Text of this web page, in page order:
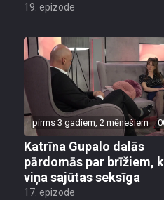
19. epizode
pirms 3 gadiem, 2 mēnešiem
Katrīna Gupalo dalās
pārdomās par brīžiem,
viņa sajūtas seksīga
17. epizode